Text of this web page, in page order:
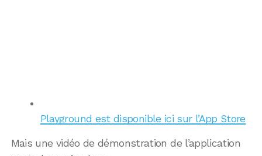
Playground est disponible ici sur l’App Store
Mais une vidéo de démonstration de l’application